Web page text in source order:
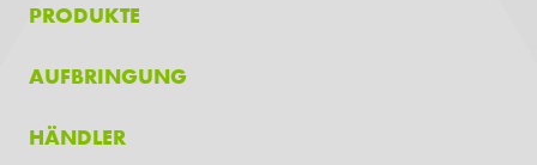
PRODUKTE
AUFBRINGUNG
HÄNDLER